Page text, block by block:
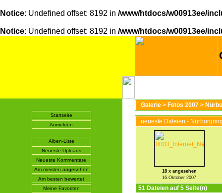
Notice: Undefined offset: 8192 in /www/htdocs/w00913ee/
Notice: Undefined offset: 8192 in /www/htdocs/w00913ee/
Startseite
Anmelden
Alben-Liste
Neueste Uploads
Neueste Kommentare
Am meisten angesehen
Am besten bewertet
Meine Favoriten
Galerie > Fotos 2007 >
neueste Dateien -
18 x angesehen
16.Oktober 2007
51 Dateien auf 5 Seite(n)